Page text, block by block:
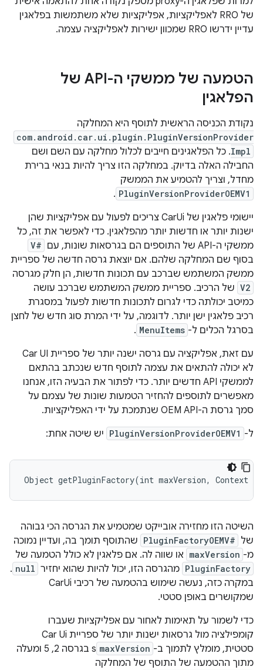
של RRO לאפליקציות, אפליקציות שלא משתמשות בפלאגין
עדיין ידרשו RRO שמכוון ישירות לאפליקציה עצמה.
הטמעה של ממשקי ה-API של
הפלאגין
נקודת הכניסה הראשית לתוסף היא המחלקה
com.android.car.ui.plugin.PluginVersionProvider
Impl. כל הפלאגינים חייבים לכלול מחלקה עם השם ושם
החבילה האלה בדיוק. במחלקה הזו צריך להיות בנאי ברירת
מחדל, וצריך להטמיע את הממשק
PluginVersionProviderOEMV1
.
יישומי פלאגין של CarUi צריכים לפעול עם אפליקציות שהן
ישנות יותר או חדשות יותר מהפלאגין. כדי לאפשר את זה, כל
ממשקי ה-API של התוספים הם בגרסאות שונות, עם
V#
בסוף שם המחלקה שלהם. אם יוצאת גרסה חדשה של ספריית
ממשק המשתמש שברכב עם תכונות חדשות, הן חלק מגרסה
V2 של הרכיב. ספריית ממשק המשתמש שברכב עושה
כמיטב יכולתה כדי לגרום לתכונות חדשות לפעול במסגרת
רכיב פלאגין ישן יותר. לדוגמה, על ידי המרת סוג חדש של לחצן
בסרגל הכלים ל- MenuItems
.
עם זאת, אפליקציה עם גרסה ישנה יותר של ספריית Car UI
לא יכולה להתאים את עצמה לתוסף חדש שנכתב בהתאם
לממשקי API חדשים יותר. כדי לפתור את הבעיה הזו, אנחנו
מאפשרים לתוספים להחזיר הטמעות שונות של עצמם על
סמך גרסת ה-OEM API שנתמכת על ידי האפליקציות.
ל- PluginVersionProviderOEMV1 יש שיטה אחת:
Object getPluginFactory(int maxVersion, Context
השיטה הזו מחזירה אובייקט שמטמיע את הגרסה הכי גבוהה
של PluginFactoryOEMV# שהתוסף תומך בה, ועדיין נמוכה
מ- maxVersion או שווה לה. אם פלאגין לא כולל הטמעה של
PluginFactory מהגרסה הזו, יכול להיות שהוא יחזיר null
.
במקרה כזה, נעשה שימוש בהטמעה של רכיבי CarUi
שמקושרים באופן סטטי.
כדי לשמור על תאימות לאחור עם אפליקציות שעברו
קומפילציה מול גרסאות ישנות יותר של ספריית Car Ui
סטטית, מומלץ לתמוך ב- maxVersion
s בגרסה 2, 5 ומעלה
מתוך ההטמעה של התוסף של המחלקה